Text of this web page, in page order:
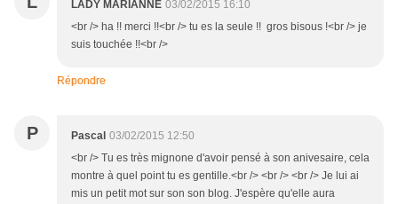
LADY MARIANNE 03/02/2015 16:10
<br /> ha !! merci !!<br /> tu es la seule !! gros bisous !<br /> je
suis touchée !!<br />
Répondre
P Pascal 03/02/2015 12:50
<br /> Tu es très mignone d'avoir pensé à son anivesaire, cela
montre à quel point tu es gentille.<br /> <br /> <br /> Je lui ai
mis un petit mot sur son son blog. J'espère qu'elle aura